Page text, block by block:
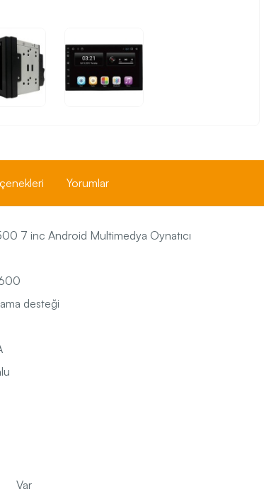
Yorumlar
7 inc Android Multimedya Oynatıcı
desteği
Var